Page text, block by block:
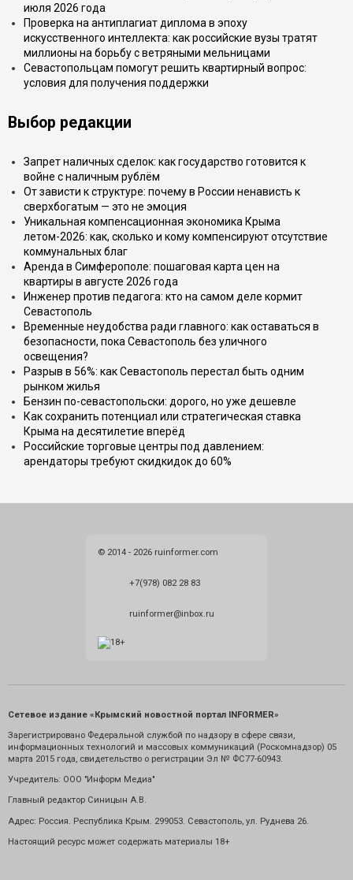
июля 2026 года
Проверка на антиплагиат диплома в эпоху
искусственного интеллекта: как российские вузы тратят
миллионы на борьбу с ветряными мельницами
Севастопольцам помогут решить квартирный вопрос:
условия для получения поддержки
Выбор редакции
Запрет наличных сделок: как государство готовится к
войне с наличным рублём
От зависти к структуре: почему в России ненависть к
сверхбогатым — это не эмоция
Уникальная компенсационная экономика Крыма
летом-2026: как, сколько и кому компенсируют отсутствие
коммунальных благ
Аренда в Симферополе: пошаговая карта цен на
квартиры в августе 2026 года
Инженер против педагога: кто на самом деле кормит
Севастополь
Временные неудобства ради главного: как оставаться в
безопасности, пока Севастополь без уличного
освещения?
Разрыв в 56%: как Севастополь перестал быть одним
рынком жилья
Бензин по-севастопольски: дорого, но уже дешевле
Как сохранить потенциал или стратегическая ставка
Крыма на десятилетие вперёд
Российские торговые центры под давлением:
арендаторы требуют скидкидок до 60%
© 2014 - 2026 ruinformer.com
+7(978) 082 28 83
ruinformer@inbox.ru
Сетевое издание «Крымский новостной портал INFORMER»
Зарегистрировано Федеральной службой по надзору в сфере связи,
информационных технологий и массовых коммуникаций (Роскомнадзор) 05
марта 2015 года, свидетельство о регистрации Эл № ФС77-60943.
Учредитель: ООО "Информ Медиа"
Главный редактор Синицын А.В.
Адрес: Россия. Республика Крым. 299053. Севастополь, ул. Руднева 26.
Настоящий ресурс может содержать материалы 18+